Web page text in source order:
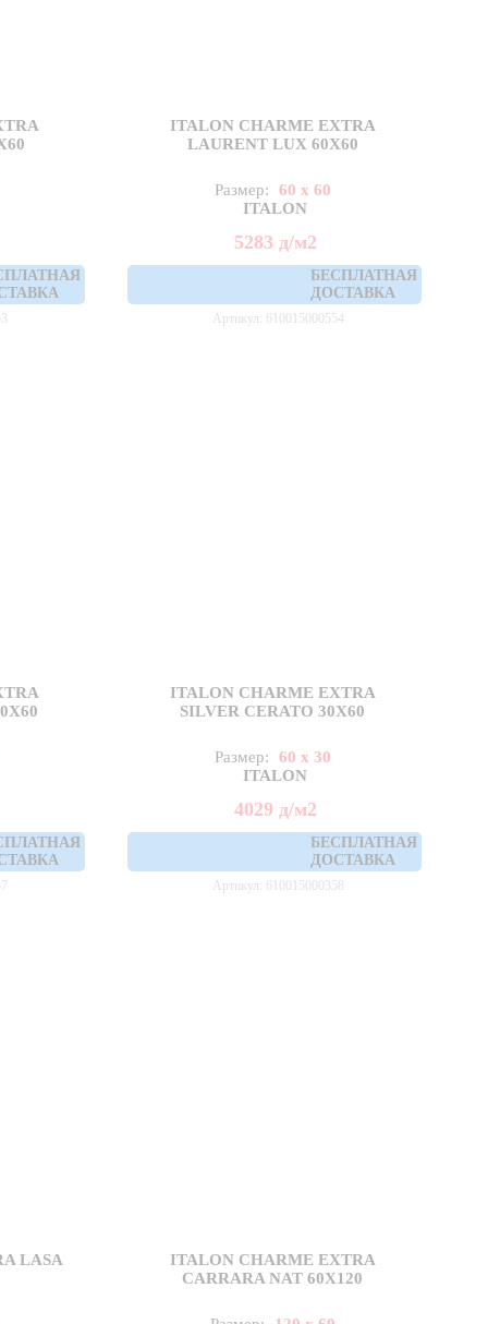
ITALON CHARME EXTRA
LAURENT LUX 60X60
Размер:
60 x 60
ITALON
5283 д/м2
БЕСПЛАТНАЯ
ДОСТАВКА
Артикул: 610015000554
ITALON CHARME EXTRA
SILVER CERATO 30X60
Размер:
60 x 30
ITALON
4029 д/м2
БЕСПЛАТНАЯ
ДОСТАВКА
Артикул: 610015000358
LASA
ITALON CHARME EXTRA
CARRARA NAT 60X120